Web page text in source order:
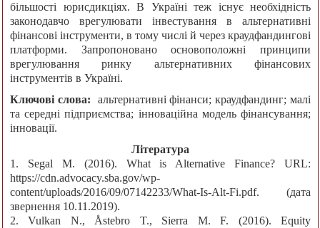
більшості юрисдикціях. В Україні теж існує необхідність
законодавчо врегулювати інвестування в альтернативні
фінансові інструменти, в тому числі й через краудфандингові
платформи. Запропоновано основоположні принципи
врегулювання ринку альтернативних фінансових
інструментів в Україні.
Ключові слова:
альтернативні фінанси; краудфандинг; малі
та середні підприємства; інноваційна модель фінансування;
інновації.
Література
1. Segal M. (2016). What is Alternative Finance? URL:
https://cdn.advocacy.sba.gov/wp-
content/uploads/2016/09/07142233/What-Is-Alt-Fi.pdf. (дата
звернення 10.11.2019).
2. Vulkan N., Åstebro T., Sierra M. F. (2016). Equity